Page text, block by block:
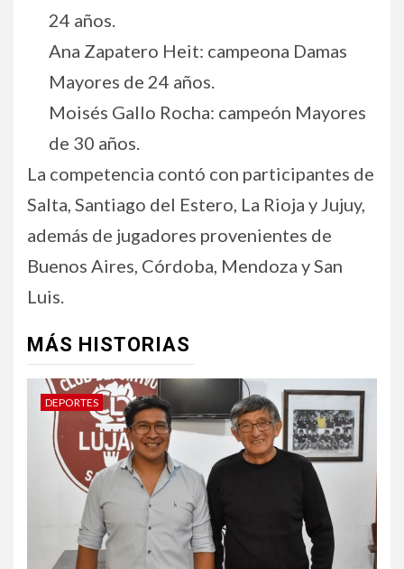
24 años.
Ana Zapatero Heit: campeona Damas
Mayores de 24 años.
Moisés Gallo Rocha: campeón Mayores
de 30 años.
La competencia contó con participantes de
Salta, Santiago del Estero, La Rioja y Jujuy,
además de jugadores provenientes de
Buenos Aires, Córdoba, Mendoza y San
Luis.
MÁS HISTORIAS
DEPORTES